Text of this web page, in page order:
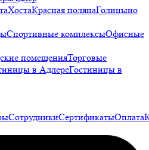
ХостаКрасная полянаГолицыно
Спортивные комплексыОфисные
помещенияТорговые
в АдлереГостиницы в
СотрудникиСертификатыОплата